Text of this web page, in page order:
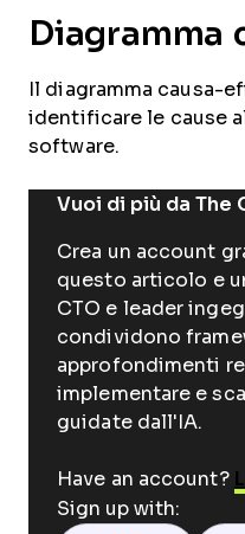
Diagramma
Il diagramma causa-
identificare le cause
software.
Vuoi di più da The
Crea un account
questo articolo e
CTO e leader
condividono
approfondimenti
implementare e
guidate dall'IA.
Have an account?
Sign up with: